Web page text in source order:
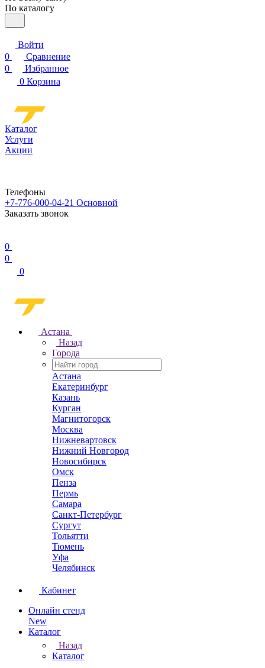
По каталогу
Войти
0
Сравнение
0
Избранное
0 Корзина
Каталог
Услуги
Акции
Телефоны
+7-776-000-04-21 Основной
Заказать звонок
0
0
0
Астана
Назад
Города
Астана
Екатеринбург
Казань
Курган
Магнитогорск
Москва
Нижневартовск
Нижний Новгород
Новосибирск
Омск
Пенза
Пермь
Самара
Санкт-Петербург
Сургут
Тольятти
Тюмень
Уфа
Челябинск
Кабинет
Онлайн стенд
New
Каталог
Назад
Каталог